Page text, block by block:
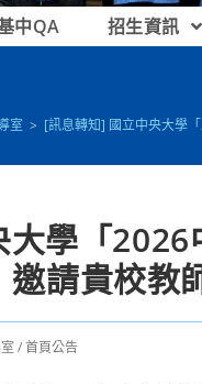
中QA 招生資訊
室 > [訊息轉知] 國立中央大學
大學「
請貴校教
/首頁公告